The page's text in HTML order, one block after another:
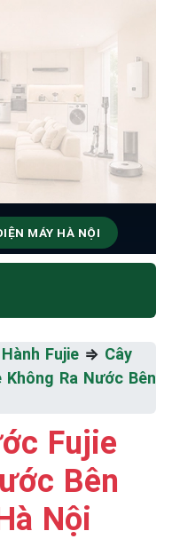
MÁY HÀ NỘI
FUJIE
Ưu • Chi Phí Tối
Fujie ⇒ Cây
Không Ra Nước Bên
Fujie
Bên
Nội